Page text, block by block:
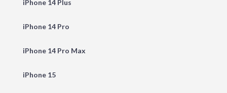
iPhone 14 Plus
iPhone 14 Pro
iPhone 14 Pro Max
iPhone 15